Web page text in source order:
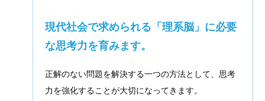
現代社会で求められる「理系脳」に必要
な思考力を育みます。
正解のない問題を解決する一つの方法として、思考
力を強化することが大切になってきます。